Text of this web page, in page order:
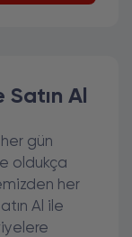
Al
gün
oldukça
her
Al ile